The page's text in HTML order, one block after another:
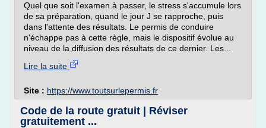
Quel que soit l'examen à passer, le stress s'accumule lors
de sa préparation, quand le jour J se rapproche, puis
dans l'attente des résultats. Le permis de conduire
n'échappe pas à cette règle, mais le dispositif évolue au
niveau de la diffusion des résultats de ce dernier. Les...
Lire la suite
Site : https://www.toutsurlepermis.fr
Code de la route gratuit | Réviser
gratuitement ...